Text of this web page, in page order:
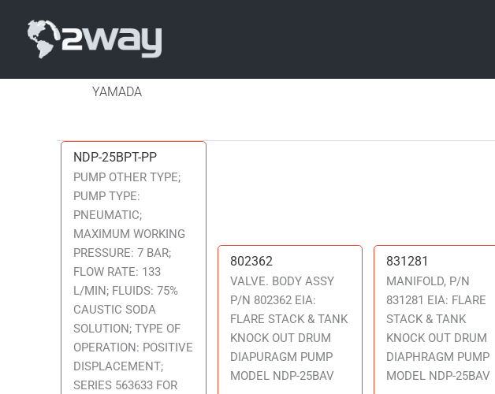
YAMADA
NDP-25BPT-PP
PUMP OTHER TYPE;
PUMP TYPE:
PNEUMATIC;
MAXIMUM WORKING
PRESSURE: 7 BAR;
FLOW RATE: 133
L/MIN; FLUIDS: 75%
CAUSTIC SODA
SOLUTION; TYPE OF
OPERATION: POSITIVE
DISPLACEMENT;
SERIES 563633 FOR
NDP-
25BPT-
PP
802362
VALVE. BODY ASSY
P/N 802362 EIA:
FLARE STACK & TANK
KNOCK OUT DRUM
DIAPURAGM PUMP
MODEL NDP-25BAV
802362 831281
MANIFOLD, P/N
831281 EIA: FLARE
STACK & TANK
KNOCK OUT DRUM
DIAPHRAGM PUMP
MODEL NDP-25BAV
831281